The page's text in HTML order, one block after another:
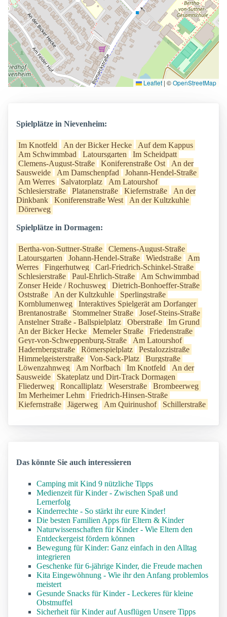
Leaflet | ©OpenStreetMap
Spielplätze in Nievenheim:
Im Knotfeld An der Bicker Hecke
Auf dem Kappus
Am Schwimmbad
Latoursgarten
Im Scheidpatt
Clemens-August-Straße
Koniferenstraße Ost
An der
Sausweide
Am Damschenpfad
Johann-Hendel-Straße
Am Werres
Salvatorplatz
Am Latourshof
Schlesierstraße
Platanenstraße Kiefernstraße
An der
Dinkbank
Koniferenstraße West
An der Kultzkuhle
Dörerweg
Spielplätze in Dormagen:
Bertha-von-Suttner-Straße
Clemens-August-Straße
Latoursgarten
Johann-Hendel-Straße Wiedstraße
Am
Werres
Fingerhutweg
Carl-Friedrich-Schinkel-Straße
Schlesierstraße
Paul-Ehrlich-Straße
Am Schwimmbad
Zonser Heide / Rochusweg
Dietrich-Bonhoeffer-Straße
Oststraße
An der Kultzkuhle
Sperlingstraße
Kornblumenweg
Interaktives Spielgerät am Dorfanger
Brentanostraße
Stommelner Straße
Josef-Steins-Straße
Anstelner Straße - Ballspielplatz
Oberstraße
Im Grund
An der Bicker Hecke
Memeler Straße
Friedenstraße
Geyr-von-Schweppenburg-Straße
Am Latourshof
Hadernbergstraße
Römerspielplatz
Pestalozzistraße
Himmelgeisterstraße
Von-Sack-Platz
Burgstraße
Löwenzahnweg
Am Norfbach Im Knotfeld
An der
Sausweide
Skateplatz und Dirt-Track Dormagen
Fliederweg
Roncalliplatz Weserstraße
Brombeerweg
Im Merheimer Lehm
Friedrich-Hinsen-Straße
Kiefernstraße
Jägerweg Am Quirinushof Schillerstraße
Das könnte Sie auch interessieren
Camping mit Kind 9 nützliche Tipps
Medienzeit für Kinder - Zwischen Spaß und
Lernerfolg
Kinderrechte - So stärkt ihr eure Kinder!
Die besten Familien Apps für Eltern & Kinder
Naturwissenschaften für Kinder - Wie Eltern den
Entdeckergeist fördern können
Bewegung für Kinder: Ganz einfach in den Alltag
integrieren
Geschenke für 6-jährige Kinder, die Freude machen
Kita Eingewöhnung - Wie ihr den Anfang problemlos
meistert
Gesunde Snacks für Kinder - Leckeres für kleine
Obstmuffel
Sicherheit für Kinder auf Ausflügen Unsere Tipps